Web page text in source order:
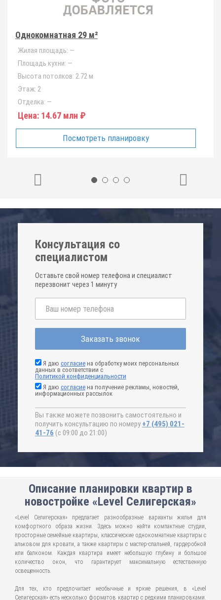
Однокомнатная 29 м²
Жилая площадь: —
Площадь кухни: —
Высота потолков: 2.72 м
Этаж: 2
Отделка: —
Цена: 14.67 млн ₽
Посмотреть планировку
Консультация со
специалистом
Оставьте свой номер телефона и специалист
перезвонит через 1 минуту
Заказать звонок
Я даю согласиена обработку моих персональных
данных в соответствии с
Политикой конфиденциальности
Я даю согласиена получение рекламы, новостей,
информационных рассылок
Вы также можете позвонить самостоятельно и
получить консультацию по номеру +7 (495) 021-
41-76 (с 09:00 до 21:00)
Описание планировки квартир в
новостройке «Level Селигерская»
«Level Селигерская» предлагает разнообразные варианты жилья для
комфортного образа жизни. Здесь можно найти компактные студии,
просторные семейные квартиры, классические однокомнатные квартиры с
альковом для кровати, а также квартиры с мастер-спальней, гардеробной
или балконом. Каждая квартира имеет небольшую глубину и большое
количество окон, что гарантирует максимальную естественную
освещенность.
Для тех, кто предпочитает необычные и яркие решения, в «Level
Селигерская» есть несколько форматов квартир с редкими планировками.